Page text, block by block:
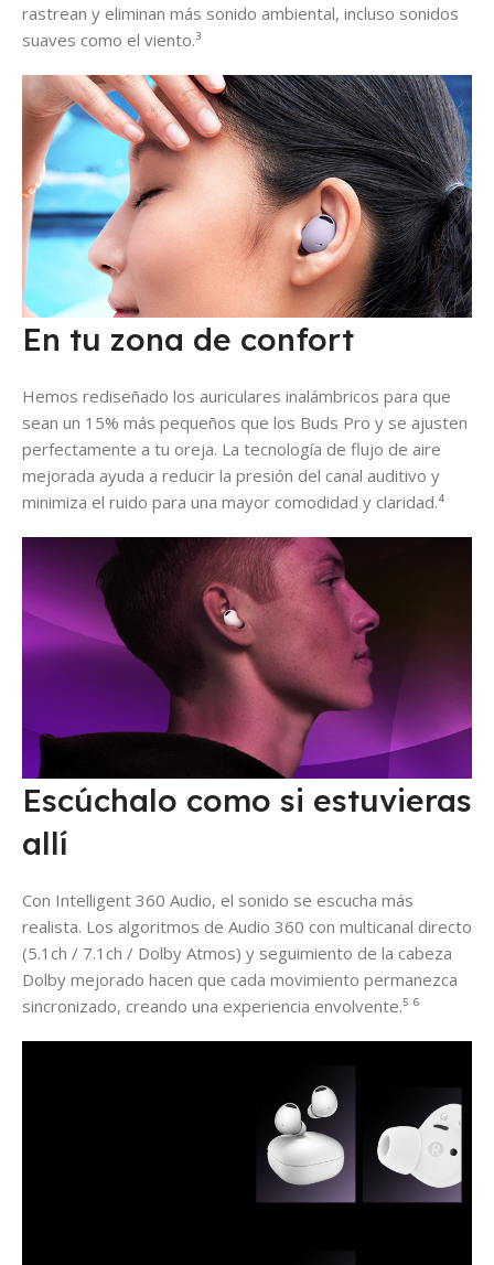
rastrean y eliminan más sonido ambiental, incluso sonidos
suaves como el viento.³
En tu zona de confort
Hemos rediseñado los auriculares inalámbricos para que
sean un 15% más pequeños que los Buds Pro y se ajusten
perfectamente a tu oreja. La tecnología de flujo de aire
mejorada ayuda a reducir la presión del canal auditivo y
minimiza el ruido para una mayor comodidad y claridad.⁴
Escúchalo como si estuvieras
allí
Con Intelligent 360 Audio, el sonido se escucha más
realista. Los algoritmos de Audio 360 con multicanal directo
(5.1ch / 7.1ch / Dolby Atmos) y seguimiento de la cabeza
Dolby mejorado hacen que cada movimiento permanezca
sincronizado, creando una experiencia envolvente.⁵ ⁶